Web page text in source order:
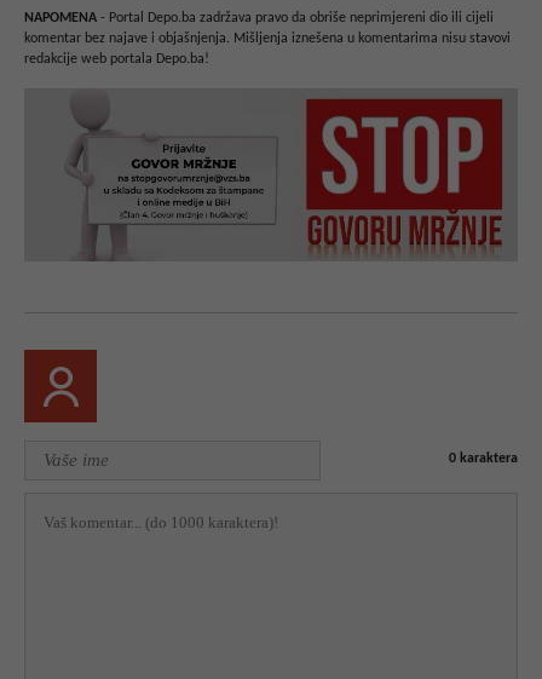
NAPOMENA - Portal Depo.ba zadržava pravo da obriše neprimjereni dio ili cijeli
komentar bez najave i objašnjenja. Mišljenja iznešena u komentarima nisu stavovi
redakcije web portala Depo.ba!
0 karaktera